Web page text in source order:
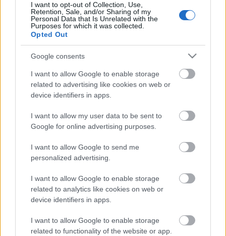
I want to opt-out of Collection, Use,
Retention, Sale, and/or Sharing of my
Personal Data that Is Unrelated with the
Purposes for which it was collected.
Opted Out
Google consents
I want to allow Google to enable storage
related to advertising like cookies on web or
device identifiers in apps.
I want to allow my user data to be sent to
Google for online advertising purposes.
I want to allow Google to send me
personalized advertising.
I want to allow Google to enable storage
related to analytics like cookies on web or
device identifiers in apps.
I want to allow Google to enable storage
related to functionality of the website or app.
felháborodott, hogy a médiahatósághoz…
Nemi erőszakra váró nőkkel
tréfálkozott Maksa a Hír TV-ben
Nemi erőszakkal képtelenség viccelni, én most fejből
van szó), de ő sem azon a borzasztó
bűncselekményen pattogott, hanem inkább saját
Maksa Zoltán pedig nem egy Louis CK, úgyhogy az…